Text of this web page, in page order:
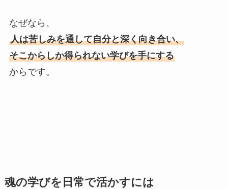
なぜなら、
人は苦しみを通して自分と深く向き合い、
そこからしか得られない学びを手にする
からです。
魂の学びを日常で活かすには